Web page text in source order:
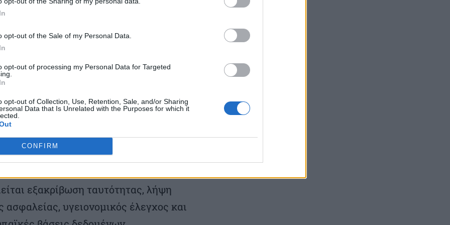
opt-out of the Sale of my Personal Data.
opt-out of processing my Personal Data for Targeted
opt-out of Collection, Use, Retention, Sale, and/or Sharing
Data that Is Unrelated with the Purposes for which it
CONFIRM
δομές υπό κράτηση, με εξέταση του
και επιστροφή σε περίπτωση
Συμφώνου αφορά τον υποχρεωτικό
μεταναστών και προσφύγων
κανονικά στην ευρωπαϊκή
εξακρίβωση ταυτότητας, λήψη
υγειονομικός έλεγχος και